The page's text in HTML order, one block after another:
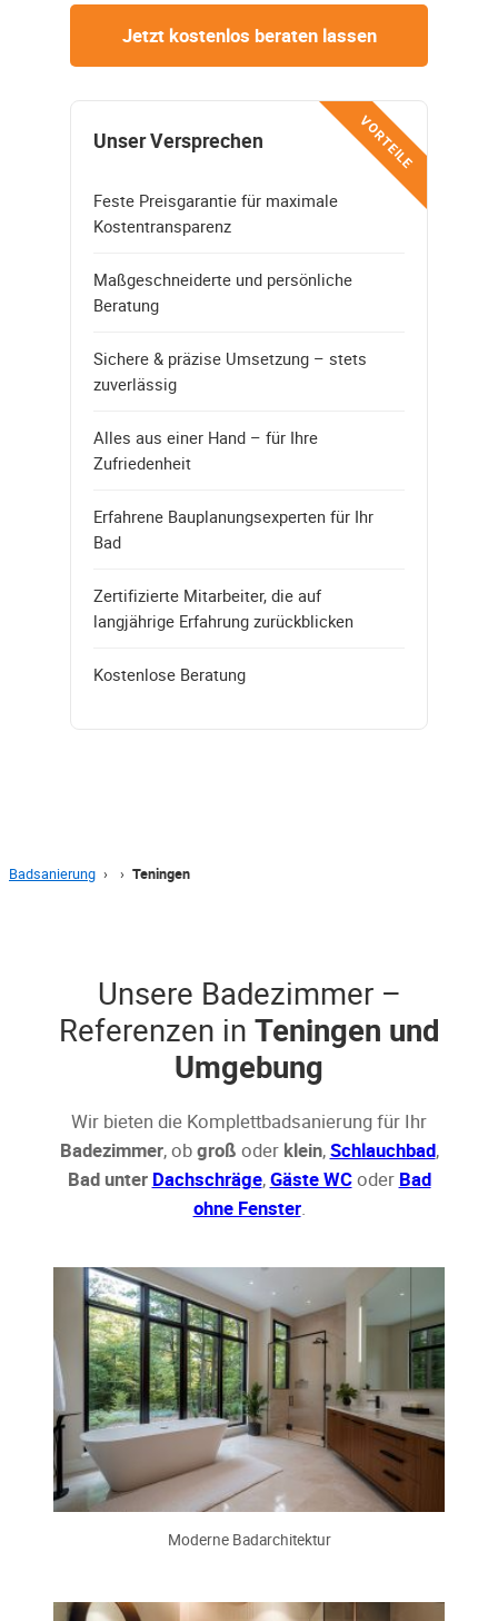
Jetzt kostenlos beraten lassen
VORTEILE
Unser Versprechen
Feste Preisgarantie für maximale
Kostentransparenz
Maßgeschneiderte und persönliche
Beratung
Sichere & präzise Umsetzung – stets
zuverlässig
Alles aus einer Hand – für Ihre
Zufriedenheit
Erfahrene Bauplanungsexperten für Ihr
Bad
Zertifizierte Mitarbeiter, die auf
langjährige Erfahrung zurückblicken
Kostenlose Beratung
Badsanierung › › Teningen
Unsere Badezimmer –
Referenzen in Teningen und
Umgebung
Wir bieten die Komplettbadsanierung für Ihr
Badezimmer, obgroß oder klein,Schlauchbad,
Bad unter Dachschräge,Gäste WCoder Bad
ohne Fenster.
Moderne Badarchitektur